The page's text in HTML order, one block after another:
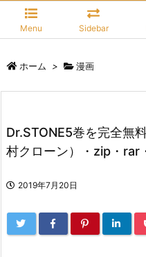
Menu Sidebar
ホーム > 漫画
Dr.STONE5巻を完全無
村クローン）・zip・rar
2019年7月20日